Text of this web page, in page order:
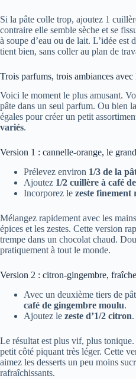
Si la pâte colle trop, ajoutez 1
contraire elle semble sèche et se
à soupe d’eau ou de lait. L’idée est
tient bien, sans coller au plan de
Trois parfums, trois ambiances avec
Voici le moment le plus amusant.
pâte dans un seul parfum. Ou bien
égales pour créer un petit
variés.
Version 1 : cannelle-orange, le
Prélevez environ 1/3 de la
Ajoutez 1/2 cuillère à café
Incorporez le zeste finement
Mélangez rapidement avec les
épices et les zestes. Cette version
trempe dans un chocolat chaud.
pratiquement à tout le monde.
Version 2 : citron-gingembre,
Avec un deuxième tiers de
café de gingembre moulu.
Ajoutez le zeste d’1/2 citron.
Le résultat est plus vif, plus
petit côté piquant très léger. Cette
aimez les desserts un peu moins
rafraîchissants.